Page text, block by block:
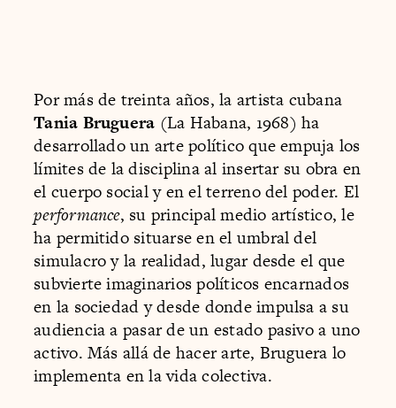
Por más de treinta años, la artista cubana
Tania Bruguera (La Habana, 1968) ha
desarrollado un arte político que empuja los
límites de la disciplina al insertar su obra en
el cuerpo social y en el terreno del poder. El
performance, su principal medio artístico, le
ha permitido situarse en el umbral del
simulacro y la realidad, lugar desde el que
subvierte imaginarios políticos encarnados
en la sociedad y desde donde impulsa a su
audiencia a pasar de un estado pasivo a uno
activo. Más allá de hacer arte, Bruguera lo
implementa en la vida colectiva.